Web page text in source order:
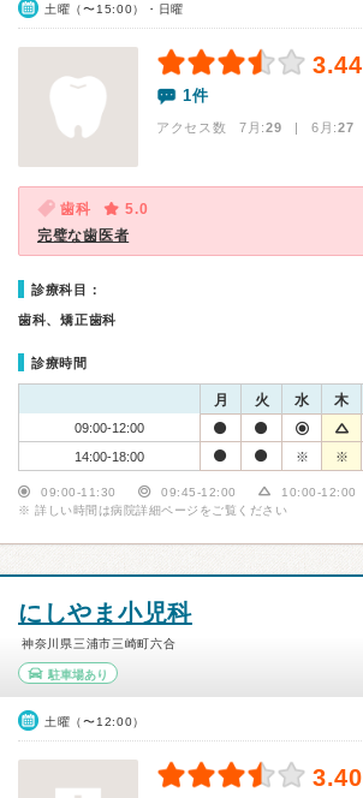
土曜（〜15:00）・日曜
3.44
1件
アクセス数 7月:29 | 6月:27
歯科
5.0
完璧な歯医者
診療科目：
歯科、矯正歯科
診療時間
月 火 水 木
09:00-12:00
14:00-18:00
※ ※
09:00-11:30 09:45-12:00 10:00-12:00
※ 詳しい時間は病院詳細ページをご覧ください
にしやま小児科
神奈川県三浦市三崎町六合
駐車場あり
土曜（〜12:00）
3.40